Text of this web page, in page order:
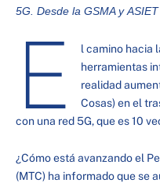
5G. Desde la GSMA yASIET
E
l camino hacia
herramientas
realidad
Cosas) en el
con una red 5G, que es 10
¿Cómo está avanzando el
(MTC) ha informado que se